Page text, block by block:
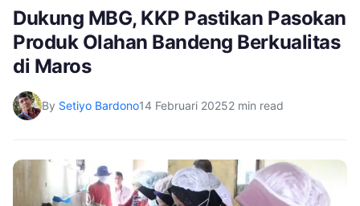
Dukung MBG, KKP Pastikan Pasokan
Produk Olahan Bandeng Berkualitas
di Maros
By Setiyo Bardono14 Februari 20252 min read